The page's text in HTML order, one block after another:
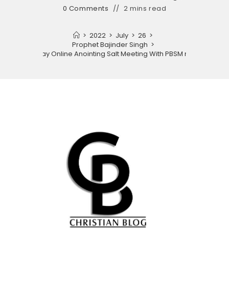
0 Comments
2 mins read
> 2022 > July > 26 >
Prophet Bajinder Singh >
Thursday Online Anointing Salt Meeting With PBSM ministry